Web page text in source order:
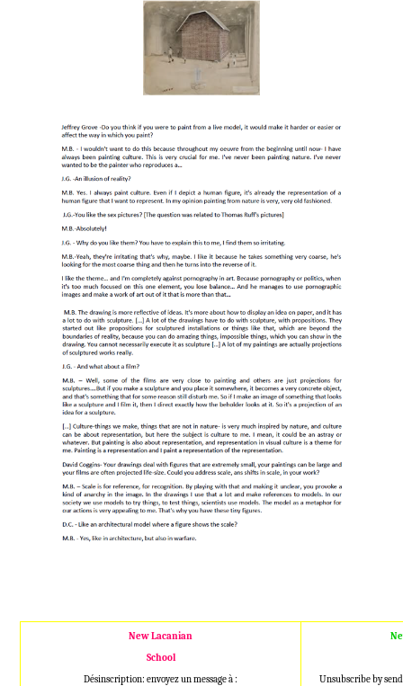
New Lacanian
School
Désinscription: envoyez un message à :
Unsubscribe by